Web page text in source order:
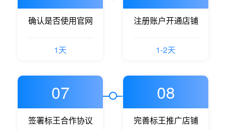
确认是否使用官网
1天
注册账户开通店铺
1-2天
07
签署标王合作协议
08
完善标王推广店铺